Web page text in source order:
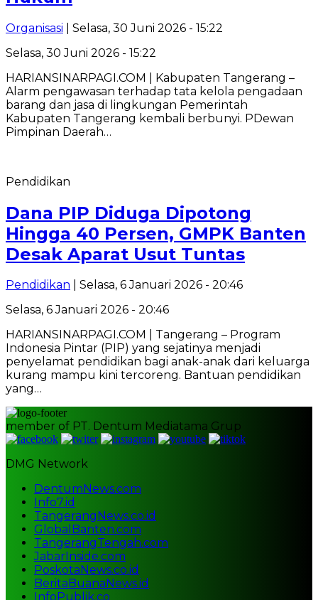
Organisasi | Selasa, 30 Juni 2026 - 15:22
Selasa, 30 Juni 2026 - 15:22
HARIANSINARPAGI.COM | Kabupaten Tangerang –
Alarm pengawasan terhadap tata kelola pengadaan
barang dan jasa di lingkungan Pemerintah
Kabupaten Tangerang kembali berbunyi. PDewan
Pimpinan Daerah…
Pendidikan
Dana PIP Diduga Dipotong
Hingga 40 Persen, GMPK Banten
Desak Aparat Usut Tuntas
Pendidikan | Selasa, 6 Januari 2026 - 20:46
Selasa, 6 Januari 2026 - 20:46
HARIANSINARPAGI.COM | Tangerang – Program
Indonesia Pintar (PIP) yang sejatinya menjadi
penyelamat pendidikan bagi anak-anak dari keluarga
kurang mampu kini tercoreng. Bantuan pendidikan
yang…
member of PT. Dentum Mediatama Grup
DMG Network
DentumNews.com
Info7.id
TangerangNews.co.id
GlobalBanten.com
TangerangTengah.com
JabarInside.com
PoskotaNews.co.id
BeritaBuanaNews.id
InfoPublik.co